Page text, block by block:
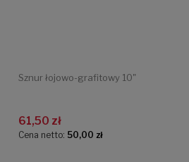
Sznur łojowo-grafitowy 10"
61,50 zł
Cena netto: 50,00 zł